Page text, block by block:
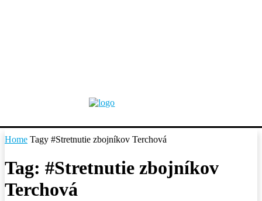
Home Tagy #Stretnutie zbojníkov Terchová
Tag: #Stretnutie zbojníkov
Terchová